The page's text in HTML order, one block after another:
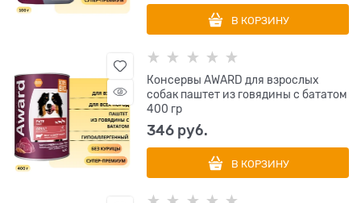
В КОРЗИНУ
Консервы AWARD для взрослых
собак паштет из говядины с бататом
400 гр
346 руб.
В КОРЗИНУ